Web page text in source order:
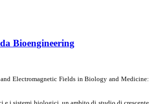
Bioengineering
Electromagnetic Fields in Biology and Medicine: